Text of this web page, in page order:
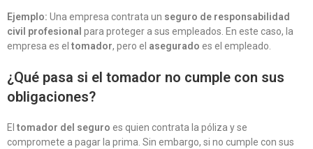
Ejemplo: Una empresa contrata un seguro de responsabilidad
civil profesional para proteger a sus empleados. En este caso, la
empresa es el tomador, pero el asegurado es el empleado.
¿Qué pasa si el tomador no cumple con sus
obligaciones?
El tomador del seguro es quien contrata la póliza y se
compromete a pagar la prima. Sin embargo, si no cumple con sus